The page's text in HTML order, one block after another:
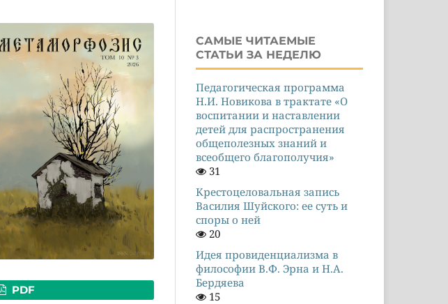
PDF
САМЫЕ ЧИТАЕМЫЕ
СТАТЬИ ЗА НЕДЕЛЮ
Педагогическая программа
Н.И. Новикова в трактате «О
воспитании и наставлении
детей для распространения
общеполезных знаний и
всеобщего благополучия»
31
Крестоцеловальная запись
Василия Шуйского: ее суть и
споры о ней
20
Идея провиденциализма в
философии В.Ф. Эрна и Н.А.
Бердяева
15